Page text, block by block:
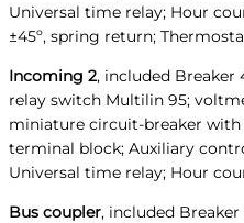
Universal time relay; Hour
±45º, spring return;
Incoming 2, included Breaker
relay switch Multilin 95;
miniature circuit-breaker
terminal block; Auxiliary
Universal time relay; Hour
Bus coupler, included